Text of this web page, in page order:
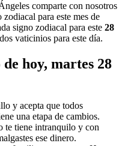
comparte con nosotros
para este mes de
signo zodiacal para este 28
vaticinios para este día.
hoy, martes 28
y acepta que todos
una etapa de cambios.
te tiene intranquilo y con
ese dinero.